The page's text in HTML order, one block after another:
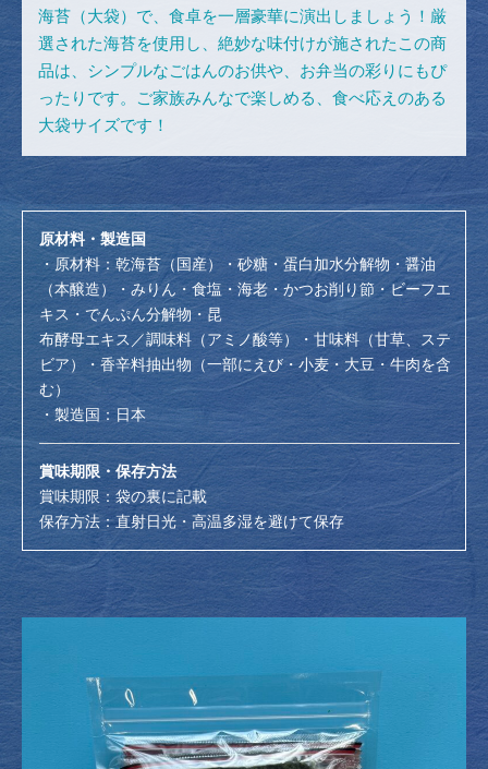
海苔（大袋）で、食卓を一層豪華に演出しましょう！厳
選された海苔を使用し、絶妙な味付けが施されたこの商
品は、シンプルなごはんのお供や、お弁当の彩りにもぴ
ったりです。ご家族みんなで楽しめる、食べ応えのある
大袋サイズです！
原材料・製造国
・原材料：乾海苔（国産）・砂糖・蛋白加水分解物・醤油
（本醸造）・みりん・食塩・海老・かつお削り節・ビーフエ
キス・でんぷん分解物・昆
布酵母エキス／調味料（アミノ酸等）・甘味料（甘草、ステ
ビア）・香辛料抽出物（一部にえび・小麦・大豆・牛肉を含
む）
・製造国：日本
賞味期限・保存方法
賞味期限：袋の裏に記載
保存方法：直射日光・高温多湿を避けて保存